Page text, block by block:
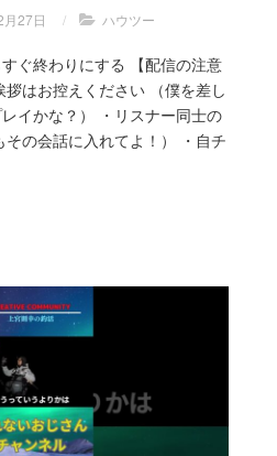
27日 / ハウツー
ぐ終わりにする 【配信の注意
はお控えください （僕を差し
イかな？） ・リスナー同士の
の会話に入れてよ！） ・自チ